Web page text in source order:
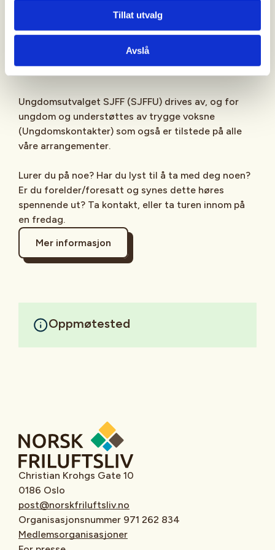
Tillat utvalg
Avslå
SJFFUpå Instagram
TikTokog vår egenpodcastpå din favoritt-
Ungdomsutvalget SJFF (SJFFU) drives av, og for
ungdom og understøttes av trygge voksne
(Ungdomskontakter) som også er tilstede på alle
våre arrangementer.
Lurer du på noe? Har du lyst til å ta med deg noen?
Er du forelder/foresatt og synes dette høres
spennende ut? Ta kontakt, eller ta turen innom på
en fredag.
Mer informasjon
Oppmøtested
Christian Krohgs Gate 10
0186 Oslo
post@norskfriluftsliv.no
Organisasjonsnummer 971 262 834
Medlemsorganisasjoner